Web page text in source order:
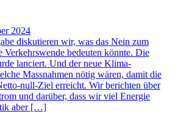
2024
diskutieren wir, was das Nein zum
Verkehrswende bedeuten könnte. Die
lanciert. Und der neue Klima-
Massnahmen nötig wären, damit die
null-Ziel erreicht. Wir berichten über
und darüber, dass wir viel Energie
aber […]